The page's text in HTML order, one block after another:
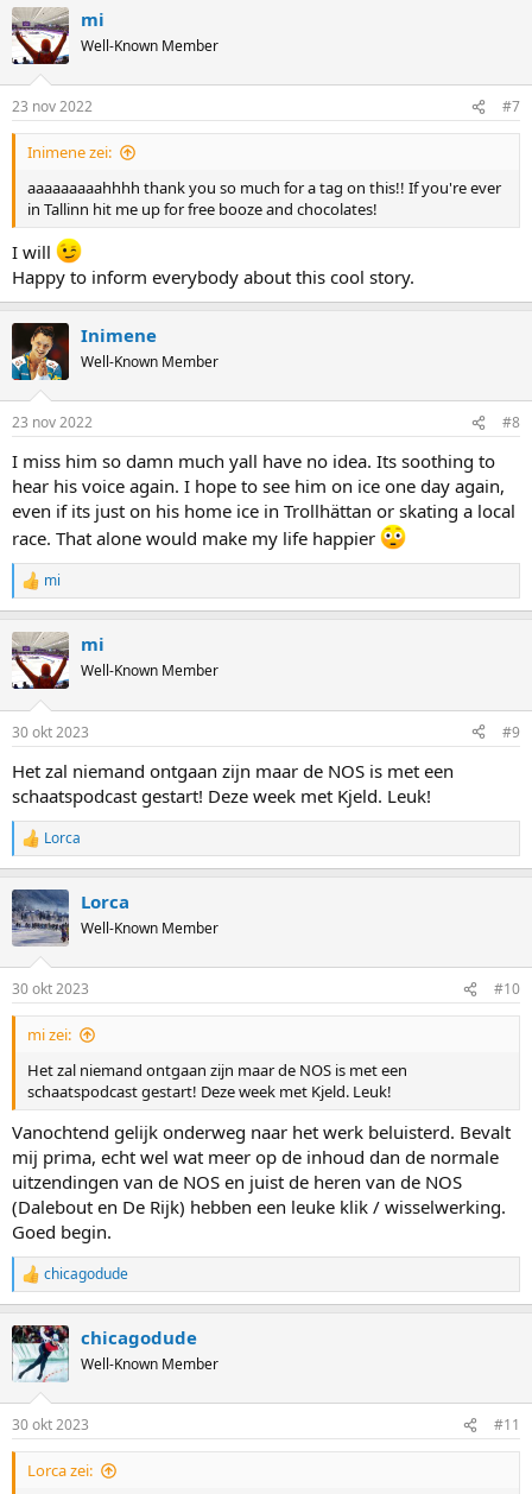
mi
Well-Known Member
23 nov 2022 #7
Inimene zei:
aaaaaaaaahhhh thank you so much for a tag on this!! If you're ever
in Tallinn hit me up for free booze and chocolates!
I will
Happy to inform everybody about this cool story.
Inimene
Well-Known Member
23 nov 2022 #8
I miss him so damn much yall have no idea. Its soothing to
hear his voice again. I hope to see him on ice one day again,
even if its just on his home ice in Trollhättan or skating a local
race. That alone would make my life happier
R
e
c
t
i
s
mi
mi
Well-Known Member
30 okt 2023 #9
Het zal niemand ontgaan zijn maar de NOS is met een
schaatspodcast gestart! Deze week met Kjeld. Leuk!
R
e
c
t
i
s
:
Lorca
Lorca
Well-Known Member
30 okt 2023 #10
mi zei:
Het zal niemand ontgaan zijn maar de NOS is met een
schaatspodcast gestart! Deze week met Kjeld. Leuk!
Vanochtend gelijk onderweg naar het werk beluisterd. Bevalt
mij prima, echt wel wat meer op de inhoud dan de normale
uitzendingen van de NOS en juist de heren van de NOS
(Dalebout en De Rijk) hebben een leuke klik / wisselwerking.
Goed begin.
R
e
c
t
i
s
:
chicagodude
chicagodude
Well-Known Member
30 okt 2023 #11
Lorca zei: